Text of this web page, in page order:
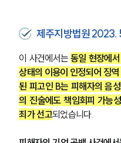
대륜
대륜
제주지방법원
이 사건에서는 동일 현장에
상태의 이용이 인정되어 징
된 피고인 B는 피해자의 음
의 진술에도 책임회피 가능
죄가 선고되었습니다.